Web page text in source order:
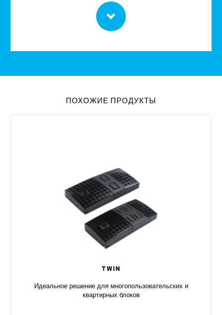
ПОХОЖИЕ ПРОДУКТЫ
TWIN
Идеальное решение для многопользовательских и
квартирных блоков